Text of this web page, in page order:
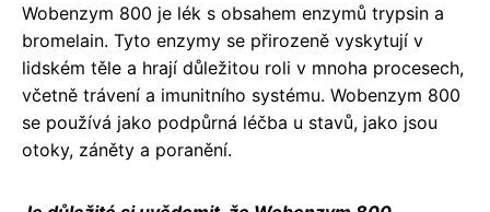
Wobenzym 800 je lék s obsahem enzymů trypsin a
bromelain. Tyto enzymy se přirozeně vyskytují v
lidském těle a hrají důležitou roli v mnoha procesech,
včetně trávení a imunitního systému. Wobenzym 800
se používá jako podpůrná léčba u stavů, jako jsou
otoky, záněty a poranění.